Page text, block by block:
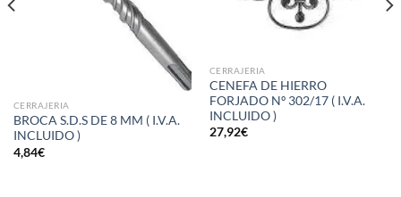
CERRAJERIA
BROCA S.D.S DE 8 MM ( I.V.A.
INCLUIDO )
4,84€
CERRAJERIA
CENEFA DE HIERRO
FORJADO Nº 302/17 ( I.V.A.
INCLUIDO )
27,92€